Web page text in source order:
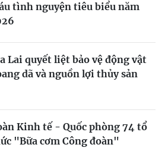
tình nguyện tiêu biểu năm
Lai quyết liệt bảo vệ động vật
dã và nguồn lợi thủy sản
Kinh tế - Quốc phòng 74 tổ
"Bữa cơm Công đoàn"